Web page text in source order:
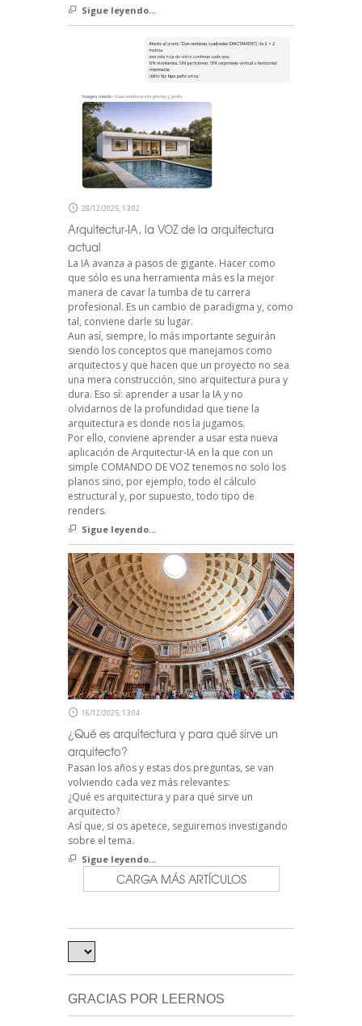
Sigue leyendo...
28/12/2025, 13:02
Arquitectur-IA, la VOZ de la arquitectura
actual
La IA avanza a pasos de gigante. Hacer como
que sólo es una herramienta más es la mejor
manera de cavar la tumba de tu carrera
profesional. Es un cambio de paradigma y, como
tal, conviene darle su lugar.
Aun así, siempre, lo más importante seguirán
siendo los conceptos que manejamos como
arquitectos y que hacen que un proyecto no sea
una mera construcción, sino arquitectura pura y
dura. Eso sí: aprender a usar la IA y no
olvidarnos de la profundidad que tiene la
arquitectura es donde nos la jugamos.
Por ello, conviene aprender a usar esta nueva
aplicación de Arquitectur-IA en la que con un
simple COMANDO DE VOZ tenemos no solo los
planos sino, por ejemplo, todo el cálculo
estructural y, por supuesto, todo tipo de
renders.
Sigue leyendo...
16/12/2025, 13:04
¿Qué es arquitectura y para qué sirve un
arquitecto?
Pasan los años y estas dos preguntas, se van
volviendo cada vez más relevantes:
¿Qué es arquitectura y para qué sirve un
arquitecto?
Así que, si os apetece, seguiremos investigando
sobre el tema.
Sigue leyendo...
CARGA MÁS ARTÍCULOS
GRACIAS POR LEERNOS